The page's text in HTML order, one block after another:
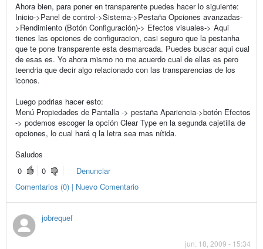
Ahora bien, para poner en transparente puedes hacer lo siguiente:
Inicio->Panel de control->Sistema->Pestaña Opciones avanzadas-
>Rendimiento (Botón Configuración)-> Efectos visuales-> Aqui
tienes las opciones de configuracion, casi seguro que la pestanha
que te pone transparente esta desmarcada. Puedes buscar aqui cual
de esas es. Yo ahora mismo no me acuerdo cual de ellas es pero
teendria que decir algo relacionado con las transparencias de los
iconos.
Luego podrias hacer esto:
Menú Propiedades de Pantalla -> pestaña Apariencia->botón Efectos
-> podemos escoger la opción Clear Type en la segunda cajetilla de
opciones, lo cual hará q la letra sea mas nítida.
Saludos
0
0
Denunciar
Comentarios (0) | Nuevo Comentario
jobrequef
jun. 18, 2009 - 15:34